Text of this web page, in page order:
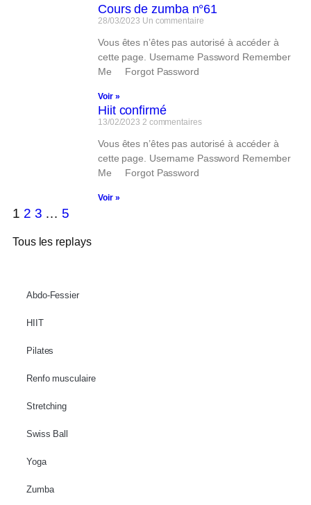
Cours de zumba n°61
28/03/2023 Un commentaire
Vous êtes n’êtes pas autorisé à accéder à
cette page. Username Password Remember
Me Forgot Password
Voir »
Hiit confirmé
13/02/2023 2 commentaires
Vous êtes n’êtes pas autorisé à accéder à
cette page. Username Password Remember
Me Forgot Password
Voir »
1 2 3 … 5
Tous les replays
Abdo-Fessier
HIIT
Pilates
Renfo musculaire
Stretching
Swiss Ball
Yoga
Zumba